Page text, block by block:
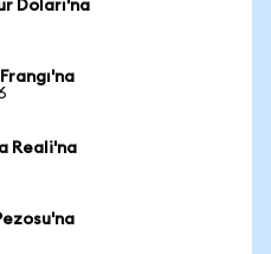
Doları'na
Reali'na